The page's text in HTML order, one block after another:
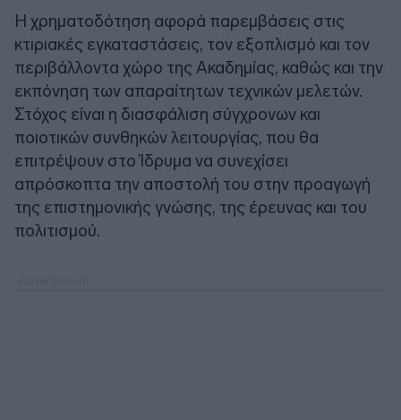
Η χρηματοδότηση αφορά παρεμβάσεις στις
κτιριακές εγκαταστάσεις, τον εξοπλισμό και τον
περιβάλλοντα χώρο της Ακαδημίας, καθώς και την
εκπόνηση των απαραίτητων τεχνικών μελετών.
Στόχος είναι η διασφάλιση σύγχρονων και
ποιοτικών συνθηκών λειτουργίας, που θα
επιτρέψουν στο Ίδρυμα να συνεχίσει
απρόσκοπτα την αποστολή του στην προαγωγή
της επιστημονικής γνώσης, της έρευνας και του
πολιτισμού.